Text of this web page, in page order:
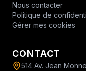
Nous contacter
Politique de
Gérer mes cookies
CONTACT
514 Av. Jean